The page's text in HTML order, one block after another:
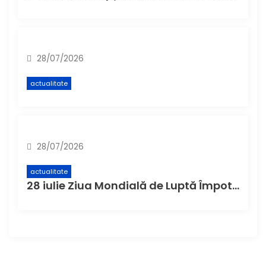
28/07/2026
actualitate
28/07/2026
actualitate
28 iulie Ziua Mondială de Luptă Împotriva Hepatitei